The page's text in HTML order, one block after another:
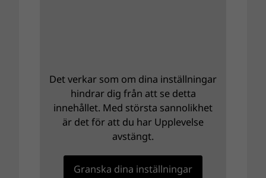
Det verkar som om dina inställningar
hindrar dig från att se detta
innehållet. Med största sannolikhet
är det för att du har Upplevelse
avstängt.
Granska dina inställningar